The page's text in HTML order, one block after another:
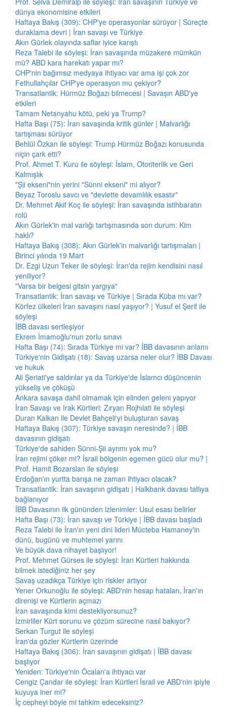
dünya ekonomisine etkileri
Haftaya Bakış (309): CHP'ye operasyonlar sürüyor | Süreçte
duraklama devri | İran savaşı ve Türkiye
Akın Gürlek olayında saflar iyice karıştı
Reza Talebi ile söyleşi: İran savaşında müzakere mümkün
mü? ABD kara harekatı yapar mı?
CHP'nin bağımsız medyaya ihtiyacı var ama işi çok zor
Fethullahçılar CHP'ye operasyon mu çekiyor?
Transatlantik: Hürmüz Boğazı bilmecesi | Savaşın ABD'ye
etkileri
Tamam Netanyahu kötü, peki ya Trump?
Hafta Başı (75): İran savaşında kritik günler | Malvarlığı
tartışması sürüyor
Behlül Özkan ile söyleşi: Trump Hürmüz Boğazı konusunda
niçin çark etti?
Prof. Ahmet T. Kuru ile söyleşi: İslam, Otoriterlik ve Geri
Kalmışlık
"Şii ekseni"nin yerini "Sünni ekseni" mi alıyor?
Beyaz Toroslu savcı ve "devlette devamlılık esastır"
Dr. Mehmet Akif Koç ile söyleşi: İran savaşında istihbaratın
rolü
Akın Gürlek'in mal varlığı tartışmasında son durum: Kim
haklı?
Haftaya Bakış (308): Akın Gürlek'in malvarlığı tartışmaları |
Birinci yılında 19 Mart
Dr. Ezgi Uzun Teker ile söyleşi: İran'da rejim kendisini nasıl
yeniliyor?
"Varsa bir belgesi gitsin yargıya"
Transatlantik: İran savaşı ve Türkiye | Sırada Küba mı var?
Körfez ülkeleri İran savaşını nasıl yaşıyor? | Yusuf el Şerif ile
söyleşi
İBB davası sertleşiyor
Ekrem İmamoğlu'nun zorlu sınavı
Hafta Başı (74): Sırada Türkiye mi var? İBB davasının anlamı
Türkiye'nin Gidişatı (18): Savaş uzarsa neler olur? İBB Davası
ve hukuk
Ali Şeriati'ye saldırılar ya da Türkiye'de İslamcı düşüncenin
yükseliş ve çöküşü
Ankara savaşa dahil olmamak için elinden geleni yapıyor
İran Savaşı ve Irak Kürtleri: Zıryan Rojhılati ile söyleşi
Duran Kalkan ile Devlet Bahçeli'yi buluşturan savaş
Haftaya Bakış (307): Türkiye savaşın neresinde? | İBB
davasının gidişatı
Türkiye'de sahiden Sünni-Şii ayrımı yok mu?
İran rejimi çöker mi? İsrail bölgenin egemen gücü olur mu? |
Prof. Hamit Bozarslan ile söyleşi
Erdoğan'ın yurtta barışa ne zaman ihtiyacı olacak?
Transatlantik: İran savaşının gidişatı | Halkbank davası tatlıya
bağlanıyor
İBB Davasının ilk gününden izlenimler: Usul esası belirler
Hafta Başı (73): İran savaşı ve Türkiye | İBB davası başladı
Reza Talebi ile İran'ın yeni dini lideri Mücteba Hamaney'in
dünü, bugünü ve muhtemel yarını
Ve büyük dava nihayet başlıyor!
Prof. Mehmet Gürses ile söyleşi: İran Kürtleri hakkında
bilmek istediğiniz her şey
Savaş uzadıkça Türkiye için riskler artıyor
Yener Orkunoğlu ile söyleşi: ABD'nin hesap hataları, İran'ın
direnişi ve Kürtlerin açmazı
İran savaşında kimi destekliyorsunuz?
İzmirliler Kürt sorunu ve çözüm sürecine nasıl bakıyor?
Serkan Turgut ile söyleşi
İran'da gözler Kürtlerin üzerinde
Haftaya Bakış (306): İran savaşının gidişatı | İBB davası
başlıyor
Yeniden: Türkiye'nin Öcalan'a ihtiyacı var
Cengiz Çandar ile söyleşi: İran Kürtleri İsrail ve ABD'nin ipiyle
kuyuya iner mi?
İç cepheyi böyle mi tahkim edeceksiniz?